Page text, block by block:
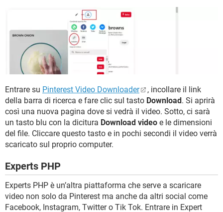
Entrare su Pinterest Video Downloader
, incollare il link
della barra di ricerca e fare clic sul tasto Download . Si aprirà
così una nuova pagina dove si vedrà il video. Sotto, ci sarà
un tasto blu con la dicitura Download video e le dimensioni
del file. Cliccare questo tasto e in pochi secondi il video verrà
scaricato sul proprio computer.
Experts PHP
Experts PHP è un’altra piattaforma che serve a scaricare
video non solo da Pinterest ma anche da altri social come
Facebook, Instagram, Twitter o Tik Tok. Entrare in Expert